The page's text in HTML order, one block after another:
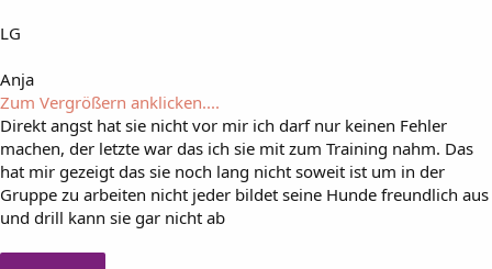
LG
Anja
Zum Vergrößern anklicken....
Direkt angst hat sie nicht vor mir ich darf nur keinen Fehler
machen, der letzte war das ich sie mit zum Training nahm. Das
hat mir gezeigt das sie noch lang nicht soweit ist um in der
Gruppe zu arbeiten nicht jeder bildet seine Hunde freundlich aus
und drill kann sie gar nicht ab